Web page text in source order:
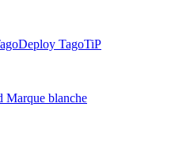
TagoTiP
Marque blanche